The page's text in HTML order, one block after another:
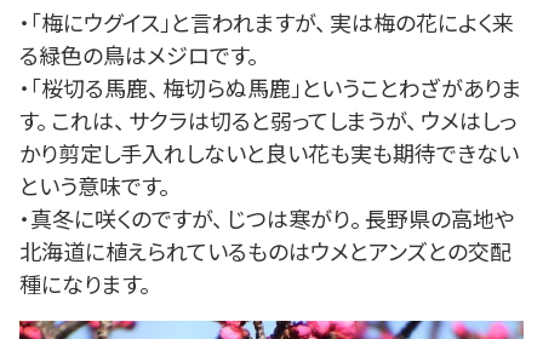
・「梅にウグイス」と言われますが、 実は梅の花によく来
る緑色の鳥はメジロです。
・「桜切る馬鹿、 梅切らぬ馬鹿」ということわざがありま
す。 これは、 サクラは切ると弱ってしまうが、 ウメはしっ
かり剪定し手入れしないと良い花も実も期待できない
という意味です。
・真冬に咲くのですが、 じつは寒がり。 長野県の高地や
北海道に植えられているものはウメとアンズとの交配
種になります。